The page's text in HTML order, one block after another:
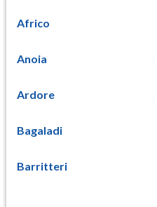
Africo
Anoia
Ardore
Bagaladi
Barritteri